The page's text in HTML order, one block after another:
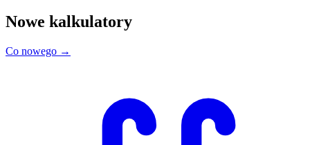
Nowe kalkulatory
Co nowego →